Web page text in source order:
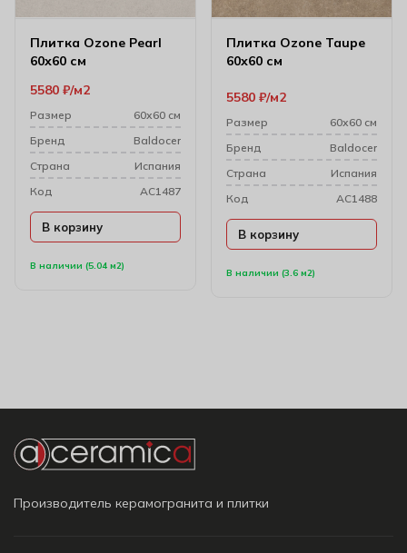
Плитка Ozone Pearl
60х60 см
В наличии (5.04 м2)
5580 ₽ м2
Размер
60х60 см
Бренд
Baldocer
Cтрана
Испания
Код
AC1487
В корзину
Плитка Ozone Taupe
60х60 см
В наличии (3.6 м2)
5580 ₽ м2
Размер
60х60 см
Бренд
Baldocer
Cтрана
Испания
Код
AC1488
В корзину
Производитель керамогранита и плитки